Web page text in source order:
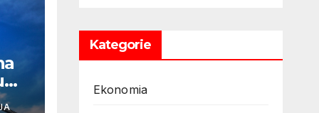
Kategorie
Ekonomia